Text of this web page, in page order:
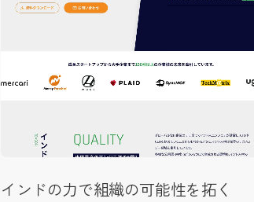
インドの力で組織の可能性を拓く